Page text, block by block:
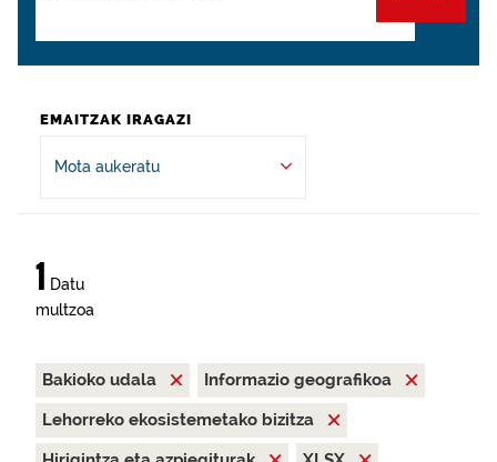
EMAITZAK IRAGAZI
Mota aukeratu
1 Datu
multzoa
Bakioko udala
Informazio geografikoa
Lehorreko ekosistemetako bizitza